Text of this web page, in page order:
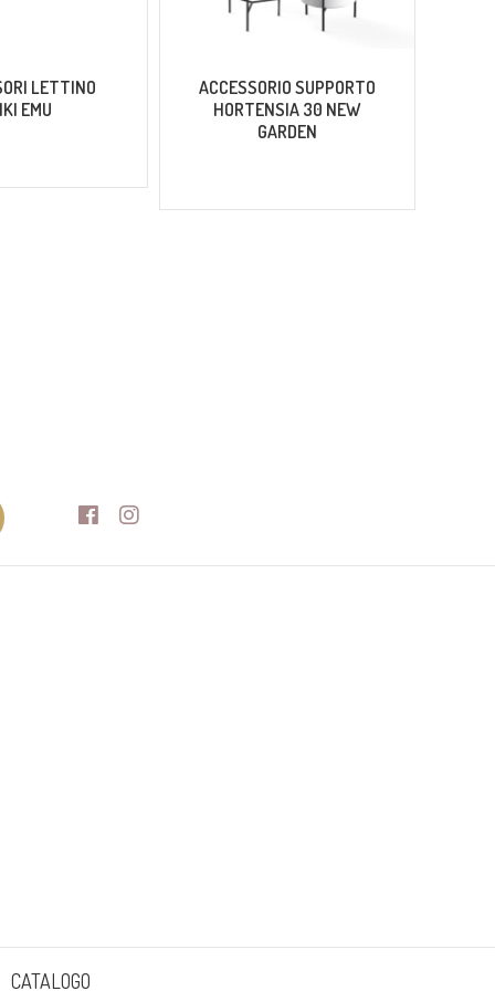
LETTINO
EMU
ACCESSORIO SUPPORTO
HORTENSIA 30 NEW
GARDEN
Facebook
CATALOGO